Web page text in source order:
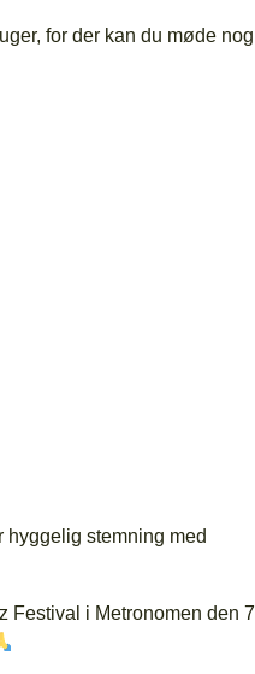
for der kan du møde
hyggelig stemning med
Festival i Metronomen den